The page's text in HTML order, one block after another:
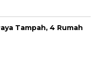
Tampah, 4 Rumah